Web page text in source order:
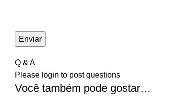
Q & A
Please login to post questions
Você também pode gostar…